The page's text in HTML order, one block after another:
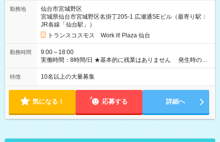
4日勤務の場合… 月収16万6,400円以上可能 ※交通費別途支給
（時給1,300円×8時間×16日） 【試用期間】試用期間なし
勤務地
仙台市宮城野区
宮城県仙台市宮城野区名掛丁205-1 広瀬通SEビル（最寄り駅：
JR各線「仙台駅」）
トランスコスモス Work it! Plaza 仙台
勤務時間
9:00～18:00
実働時間：8時間/日 ★基本的に残業はありません 発生時の残
業代は1分単位で支給いたします
特徴 10名以上の大量募集
気になる！ 応募する 詳細へ